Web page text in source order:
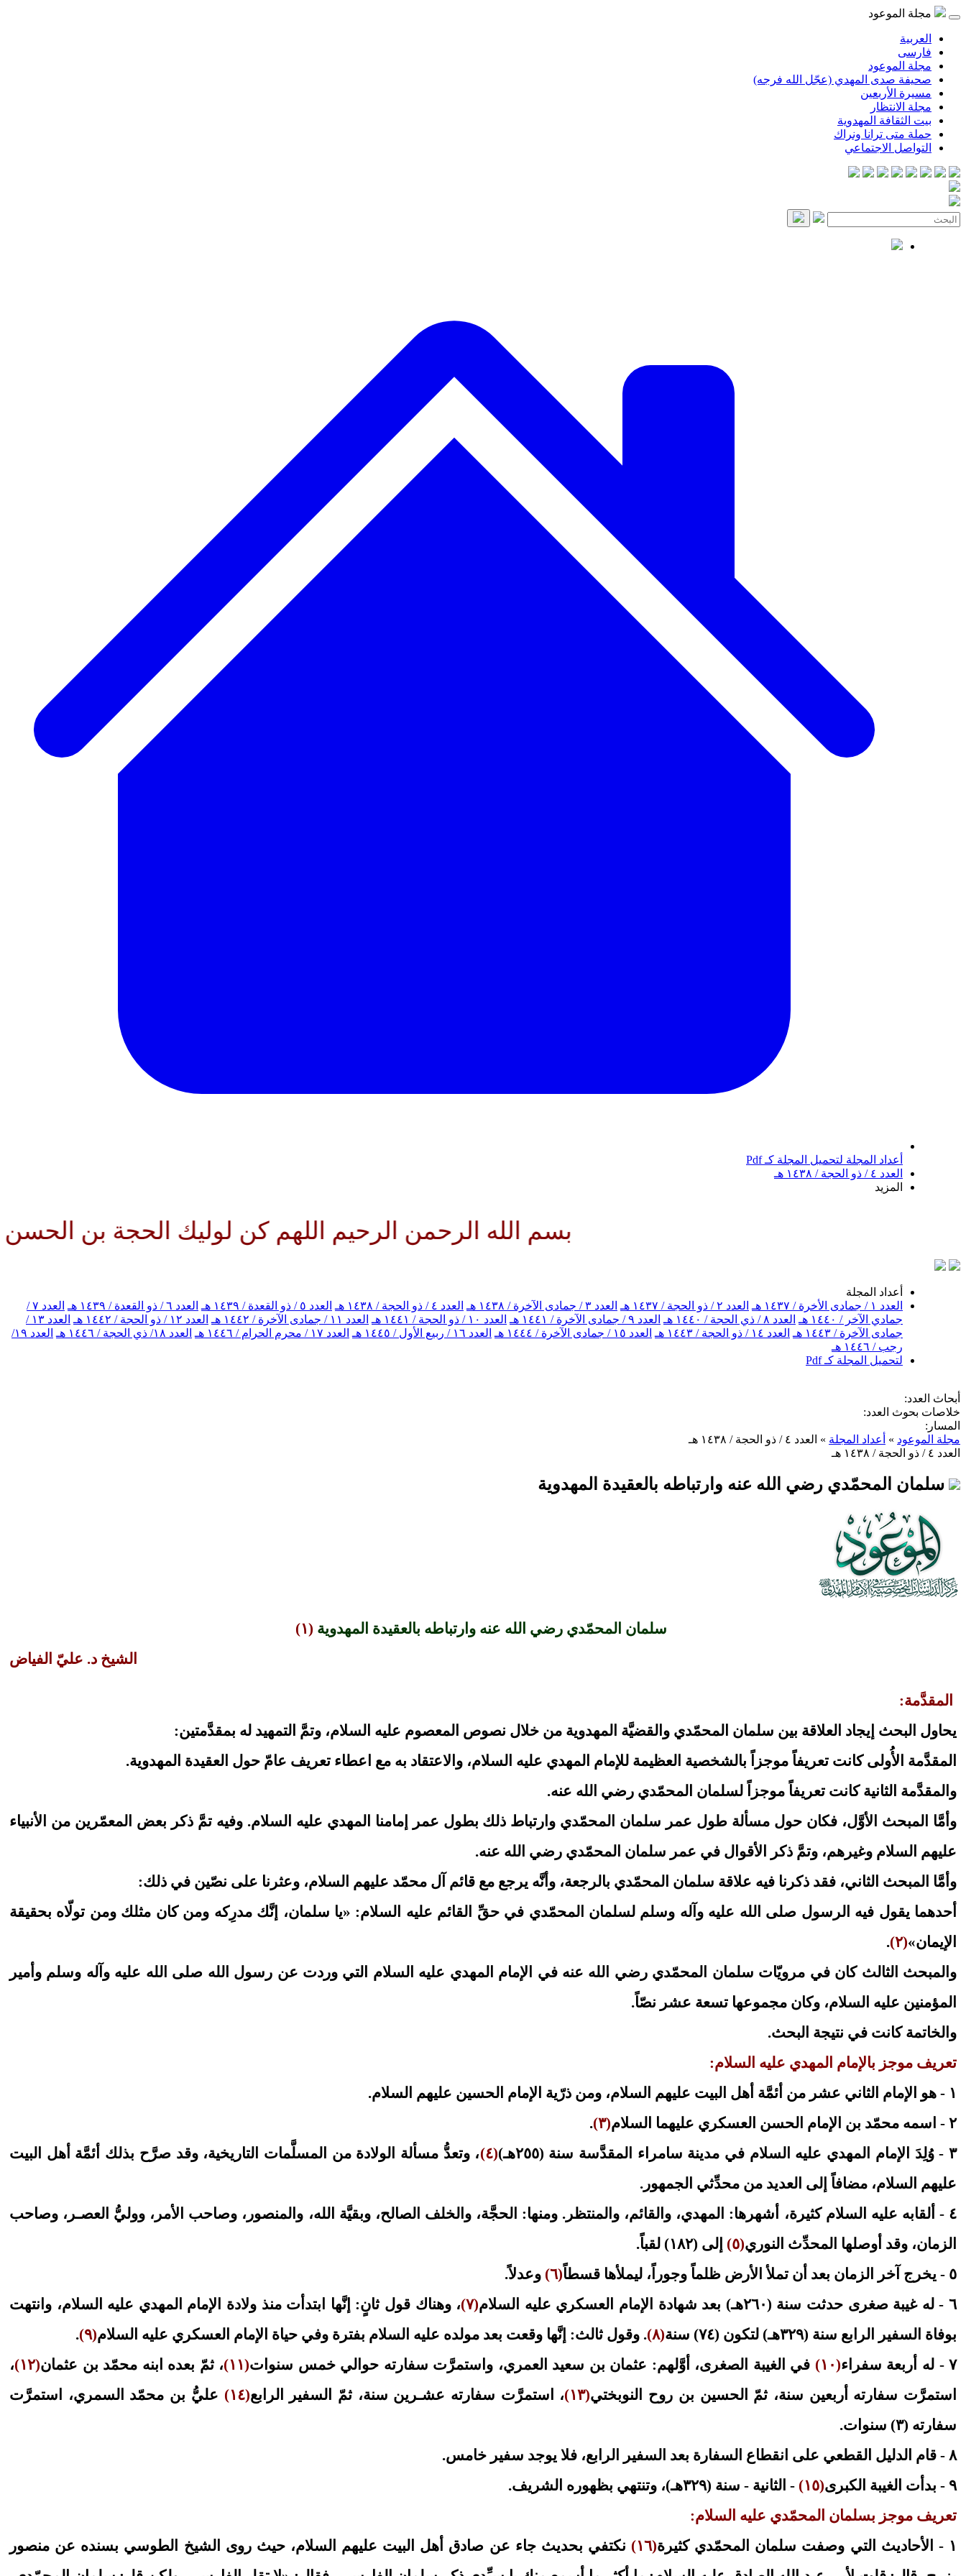
مجلة الموعود
العربية
فارسی
مجلة الموعود
صحيفة صدى المهدي (عجّل الله فرجه)
مسيرة الأربعين
مجلة الانتظار
بيت الثقافة المهدوية
حملة متى ترانا ونراك
التواصل الاجتماعي
أعداد المجلة لتحميل المجلة كـ Pdf
العدد ٤ / ذو الحجة / ١٤٣٨ هـ
المزيد
بسم الله الرحمن الرحيم اللهم كن لوليك الحجة بن الحسن صلواتك
أعداد المجلة
العدد ١ / جمادى الأخرة / ١٤٣٧ هـ
العدد ٢ / ذو الحجة / ١٤٣٧ هـ العدد ٣ / جمادى الآخرة / ١٤٣٨ هـ العدد ٤ / ذو الحجة / ١٤٣٨ هـ العدد ٥ / ذو القعدة / ١٤٣٩ هـ العدد ٦ / ذو القعدة / ١٤٣٩ هـ
العدد ٧ /
جمادي الآخر / ١٤٤٠ هـ
العدد ٨ / ذي الحجة / ١٤٤٠ هـ العدد ٩ / جمادى الآخرة / ١٤٤١ هـ العدد ١٠ / ذو الحجة / ١٤٤١ هـ العدد ١١ / جمادى الآخرة / ١٤٤٢ هـ العدد ١٢ / ذو الحجة / ١٤٤٢ هـ
العدد ١٣ /
جمادى الآخرة / ١٤٤٣ هـ
العدد ١٤ / ذو الحجة / ١٤٤٣ هـ العدد ١٥ / جمادى الآخرة / ١٤٤٤ هـ العدد ١٦ / ربيع الأول / ١٤٤٥ هـ العدد ١٧ / محرم الحرام / ١٤٤٦ هـ العدد ١٨/ ذي الحجة / ١٤٤٦ هـ
العدد ١٩/
رجب / ١٤٤٦ هـ
لتحميل المجلة كـ Pdf
أبحاث العدد:
خلاصات بحوث العدد:
المسار:
مجلة الموعود » أعداد المجلة » العدد ٤ / ذو الحجة / ١٤٣٨ هـ
العدد ٤ / ذو الحجة / ١٤٣٨ هـ
سلمان المحمّدي رضي الله عنه وارتباطه بالعقيدة المهدوية
سلمان المحمّدي رضي الله عنه وارتباطه بالعقيدة المهدوية (١)
الشيخ د. عليّ الفياض
المقدَّمة:
يحاول البحث إيجاد العلاقة بين سلمان المحمّدي والقضيَّة المهدوية من خلال نصوص المعصوم عليه السلام، وتمَّ التمهيد له بمقدَّمتين:
المقدَّمة الأُولى كانت تعريفاً موجزاً بالشخصية العظيمة للإمام المهدي عليه السلام، والاعتقاد به مع اعطاء تعريف عامّ حول العقيدة المهدوية.
والمقدَّمة الثانية كانت تعريفاً موجزاً لسلمان المحمّدي رضي الله عنه.
وأمَّا المبحث الأوَّل، فكان حول مسألة طول عمر سلمان المحمّدي وارتباط ذلك بطول عمر إمامنا المهدي عليه السلام. وفيه تمَّ ذكر بعض المعمّرين من الأنبياء
عليهم السلام وغيرهم، وتمَّ ذكر الأقوال في عمر سلمان المحمّدي رضي الله عنه.
وأمَّا المبحث الثاني، فقد ذكرنا فيه علاقة سلمان المحمّدي بالرجعة، وأنَّه يرجع مع قائم آل محمّد عليهم السلام، وعثرنا على نصّين في ذلك:
أحدهما يقول فيه الرسول صلى الله عليه وآله وسلم لسلمان المحمّدي في حقِّ القائم عليه السلام: «يا سلمان، إنَّك مدرِكه ومن كان مثلك ومن تولّاه بحقيقة
الإيمان»(٢)
.
والمبحث الثالث كان في مرويّات سلمان المحمّدي رضي الله عنه في الإمام المهدي عليه السلام التي وردت عن رسول الله صلى الله عليه وآله وسلم وأمير
المؤمنين عليه السلام، وكان مجموعها تسعة عشر نصّاً.
والخاتمة كانت في نتيجة البحث.
تعريف موجز بالإمام المهدي عليه السلام:
١ - هو الإمام الثاني عشر من أئمَّة أهل البيت عليهم السلام، ومن ذرّية الإمام الحسين عليهم السلام.
٢ - اسمه محمّد بن الإمام الحسن العسكري عليهما السلام
(٣)
.
٣ - وُلِدَ الإمام المهدي عليه السلام في مدينة سامراء المقدَّسة سنة (٢٥٥هـ)
(٤)
، وتعدُّ مسألة الولادة من المسلَّمات التاريخية، وقد صرَّح بذلك أئمَّة أهل البيت
عليهم السلام، مضافاً إلى العديد من محدِّثي الجمهور.
٤ - ألقابه عليه السلام كثيرة، أشهرها: المهدي، والقائم، والمنتظر. ومنها: الحجَّة، والخلف الصالح، وبقيَّة الله، والمنصور، وصاحب الأمر، ووليُّ العصـر، وصاحب
الزمان، وقد أوصلها المحدِّث النوري(٥)
إلى (١٨٢) لقباً.
٥ - يخرج آخر الزمان بعد أن تملأ الأرض ظلماً وجوراً، ليملأها قسطاً
(٦)
وعدلاً.
٦ - له غيبة صغرى حدثت سنة (٢٦٠هـ) بعد شهادة الإمام العسكري عليه السلام
(٧)
، وهناك قول ثانٍ: إنَّها ابتدأت منذ ولادة الإمام المهدي عليه السلام، وانتهت
بوفاة السفير الرابع سنة (٣٢٩هـ) لتكون (٧٤) سنة
(٨) . وقول ثالث: إنَّها وقعت بعد مولده عليه السلام بفترة وفي حياة الإمام العسكري عليه السلام(٩)
.
٧ - له أربعة سفراء
(١٠) في الغيبة الصغرى، أوَّلهم: عثمان بن سعيد العمري، واستمرَّت سفارته حوالي خمس سنوات(١١) ، ثمّ بعده ابنه محمّد بن عثمان(١٢)
،
استمرَّت سفارته أربعين سنة، ثمّ الحسين بن روح النوبختي(١٣) ، استمرَّت سفارته عشـرين سنة، ثمّ السفير الرابع(١٤)
عليُّ بن محمّد السمري، استمرَّت
سفارته (٣) سنوات.
٨ - قام الدليل القطعي على انقطاع السفارة بعد السفير الرابع، فلا يوجد سفير خامس.
٩ - بدأت الغيبة الكبرى
(١٥)
- الثانية - سنة (٣٢٩هـ)، وتنتهي بظهوره الشريف.
تعريف موجز بسلمان المحمّدي عليه السلام:
١ - الأحاديث التي وصفت سلمان المحمّدي كثيرة
(١٦)
نكتفي بحديث جاء عن صادق أهل البيت عليهم السلام، حيث روى الشيخ الطوسي بسنده عن منصور